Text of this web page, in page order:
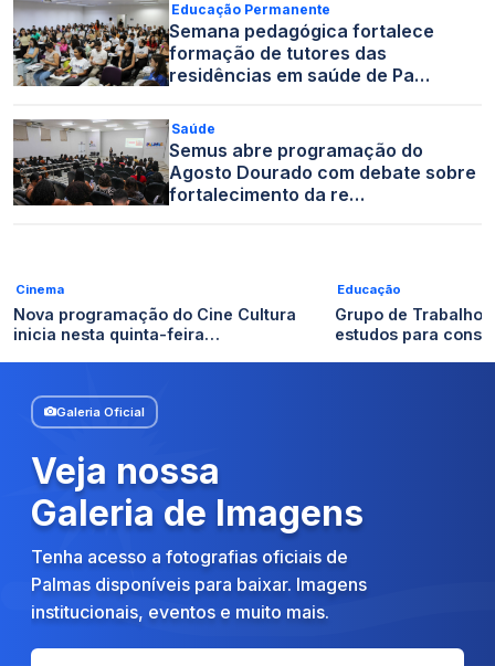
Educação Permanente
Semana pedagógica fortalece
formação de tutores das
residências em saúde de Pa…
Saúde
Semus abre programação do
Agosto Dourado com debate sobre
fortalecimento da re…
Cinema
Nova programação do Cine Cultura
inicia nesta quinta-feira…
Educação
Grupo de Trabalho
estudos para
Galeria Oficial
Veja nossa
Galeria de Imagens
Tenha acesso a fotografias oficiais de
Palmas disponíveis para baixar. Imagens
institucionais, eventos e muito mais.